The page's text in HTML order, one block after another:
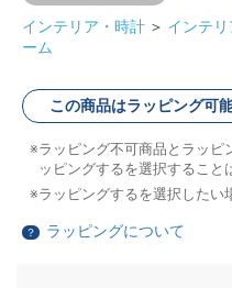
インテリア・時計 ＞ インテ
ーム
この商品はラッピング可
ラッピング不可商品とラッピ
ッピングするを選択すること
ラッピングするを選択したい
？ ラッピングについて